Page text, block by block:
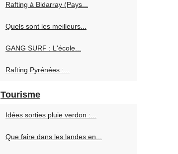
Rafting à Bidarray (Pays...
Quels sont les meilleurs...
GANG SURF : L'école...
Rafting Pyrénées :...
Tourisme
Idées sorties pluie verdon :...
Que faire dans les landes en...